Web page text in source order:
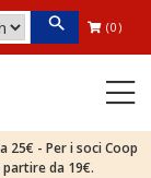
(0)
25€ - Per i soci Coop
da 19€.